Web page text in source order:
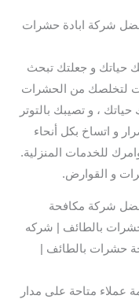
شركة ابادة حشرات
حياتك و جعلتك تبحث
لتخلصك من الحشرات
، و تصيبك بالتوتر
و اتساخ بكل أنحاء
للخدمات المنزلية.
و القوارض.
شركة مكافحة
بالطائف | شركه
حشرات بالطائف |
عملاء متاحة على مدار